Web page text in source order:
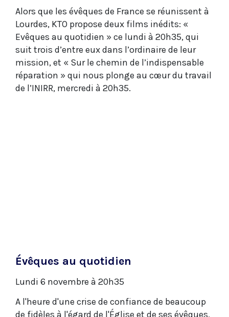
Alors que les évêques de France se réunissent à
Lourdes, KTO propose deux films inédits: «
Evêques au quotidien » ce lundi à 20h35, qui
suit trois d’entre eux dans l’ordinaire de leur
mission, et « Sur le chemin de l’indispensable
réparation » qui nous plonge au cœur du travail
de l’INIRR, mercredi à 20h35.
Évêques au quotidien
Lundi 6 novembre à 20h35
A l'heure d'une crise de confiance de beaucoup
de fidèles à l'égard de l'Église et de ses évêques,